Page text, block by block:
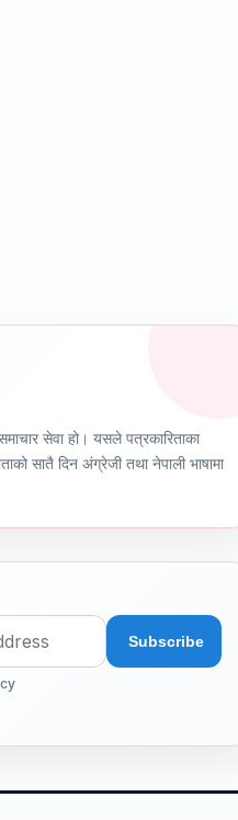
सेवा हो। यसले पत्रकारिताका
सातै दिन अंग्रेजी तथा नेपाली भाषामा